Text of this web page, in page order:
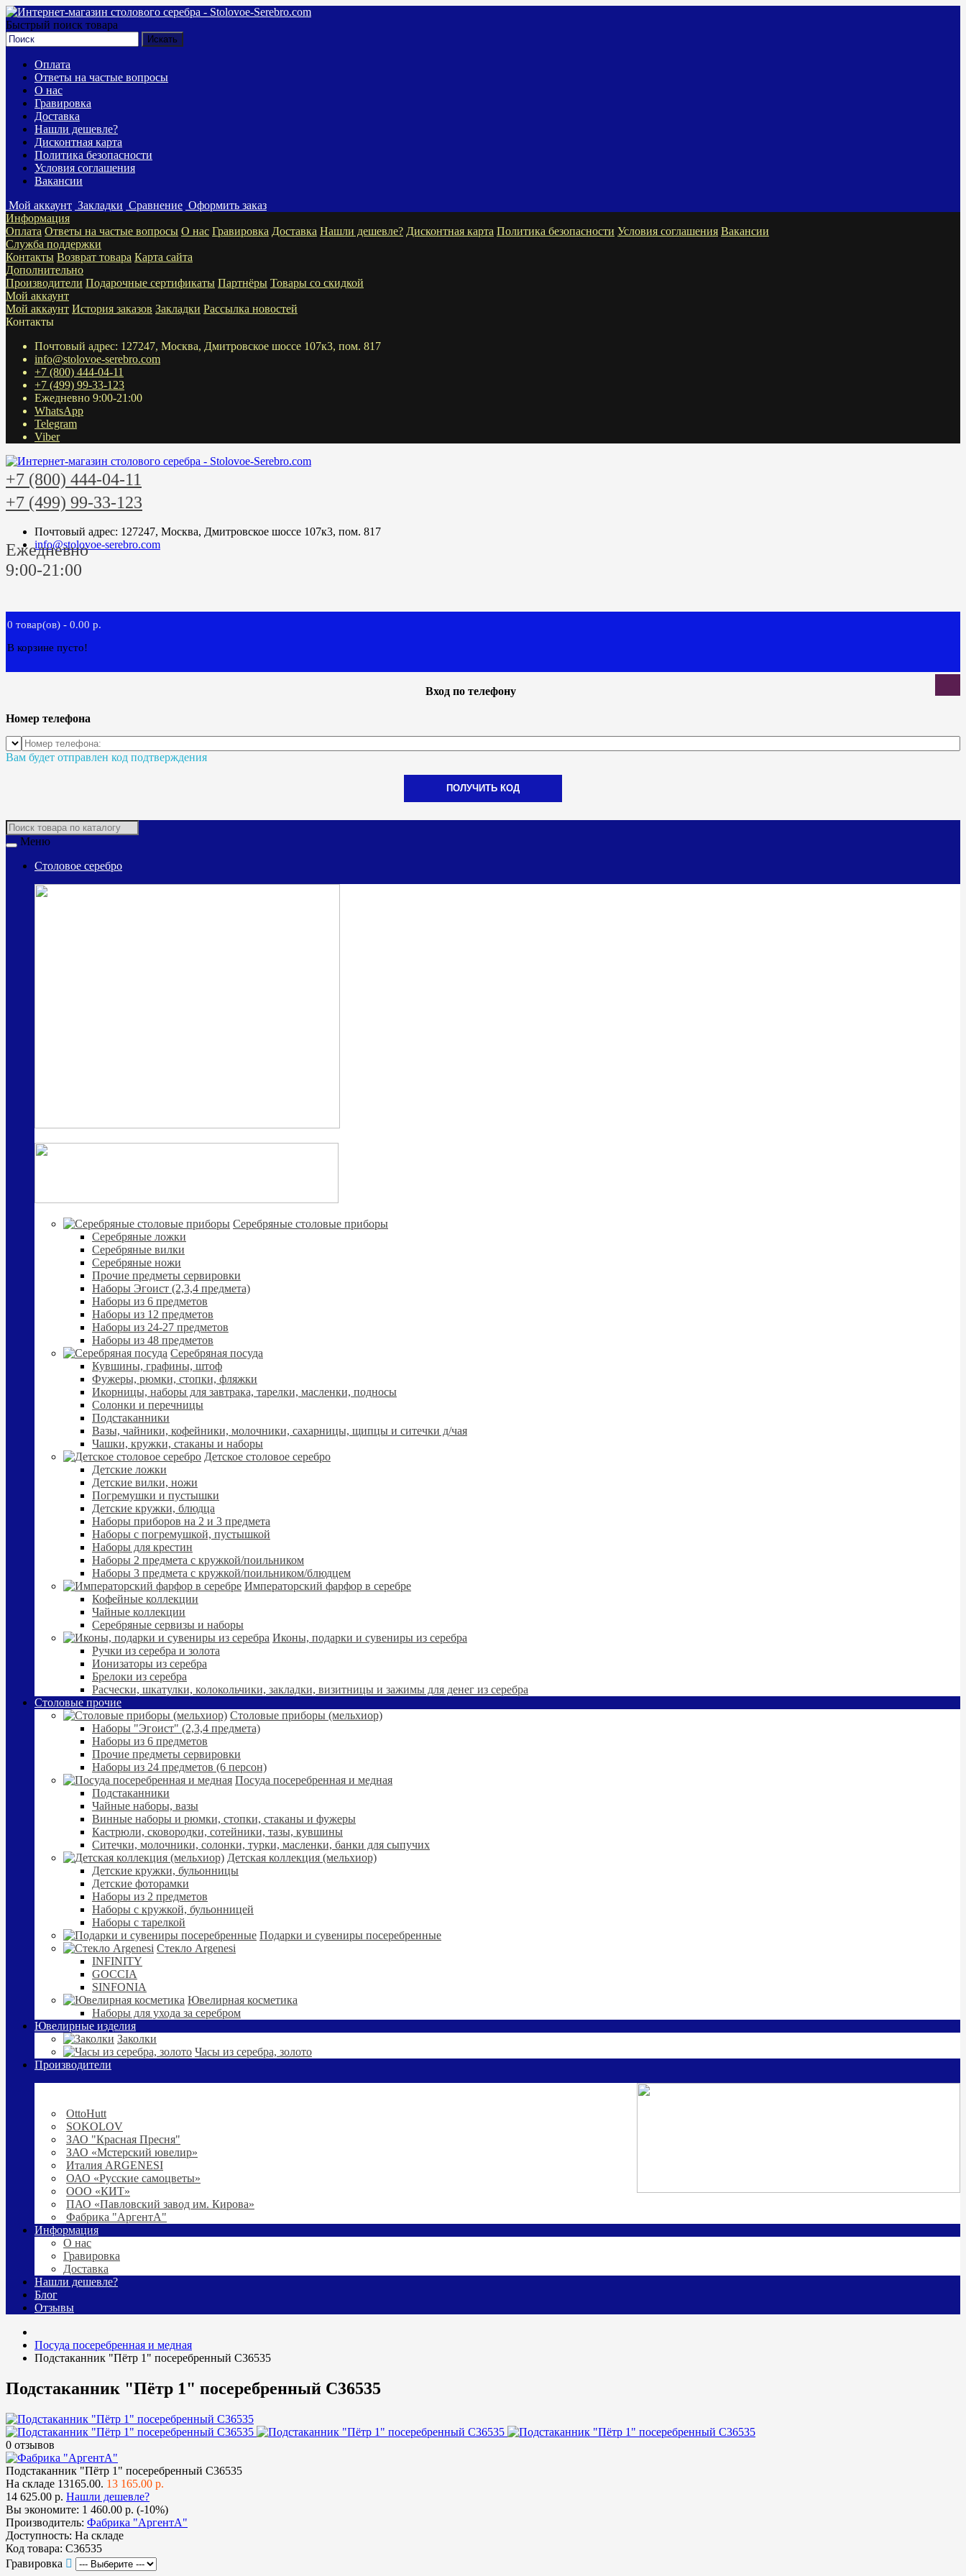
Быстрый поиск товара
Оплата
Ответы на частые вопросы
О нас
Гравировка
Доставка
Нашли дешевле?
Дисконтная карта
Политика безопасности
Условия соглашения
Вакансии
Мой аккаунт Закладки Сравнение Оформить заказ
Информация
Оплата Ответы на частые вопросы О нас Гравировка Доставка Нашли дешевле? Дисконтная карта Политика безопасности Условия соглашения Вакансии
Служба поддержки
Контакты Возврат товара Карта сайта
Дополнительно
Производители Подарочные сертификаты Партнёры Товары со скидкой
Мой аккаунт
Мой аккаунт История заказов Закладки Рассылка новостей
Контакты
Почтовый адрес: 127247, Москва, Дмитровское шоссе 107к3, пом. 817
info@stolovoe-serebro.com
+7 (800) 444-04-11
+7 (499) 99-33-123
Ежедневно 9:00-21:00
WhatsApp
Telegram
Viber
+7 (800) 444-04-11
+7 (499) 99-33-123
Почтовый адрес: 127247, Москва, Дмитровское шоссе 107к3, пом. 817
info@stolovoe-serebro.com
Ежедневно
9:00-21:00
0 товар(ов) - 0.00 р.
В корзине пусто!
Вход по телефону
Номер телефона
Вам будет отправлен код подтверждения
ПОЛУЧИТЬ КОД
Меню
Столовое серебро
Cеребряные столовые приборы
Серебряные ложки
Серебряные вилки
Серебряные ножи
Прочие предметы сервировки
Наборы Эгоист (2,3,4 предмета)
Наборы из 6 предметов
Наборы из 12 предметов
Наборы из 24-27 предметов
Наборы из 48 предметов
Серебряная посуда
Кувшины, графины, штоф
Фужеры, рюмки, стопки, фляжки
Икорницы, наборы для завтрака, тарелки, масленки, подносы
Солонки и перечницы
Подстаканники
Вазы, чайники, кофейники, молочники, сахарницы, щипцы и ситечки д/чая
Чашки, кружки, стаканы и наборы
Детское столовое серебро
Детские ложки
Детские вилки, ножи
Погремушки и пустышки
Детские кружки, блюдца
Наборы приборов на 2 и 3 предмета
Наборы с погремушкой, пустышкой
Наборы для крестин
Наборы 2 предмета с кружкой/поильником
Наборы 3 предмета с кружкой/поильником/блюдцем
Императорский фарфор в серебре
Кофейные коллекции
Чайные коллекции
Серебряные сервизы и наборы
Иконы, подарки и сувениры из серебра
Ручки из серебра и золота
Ионизаторы из серебра
Брелоки из серебра
Расчески, шкатулки, колокольчики, закладки, визитницы и зажимы для денег из серебра
Столовые прочие
Столовые приборы (мельхиор)
Наборы "Эгоист" (2,3,4 предмета)
Наборы из 6 предметов
Прочие предметы сервировки
Наборы из 24 предметов (6 персон)
Посуда посеребренная и медная
Подстаканники
Чайные наборы, вазы
Винные наборы и рюмки, стопки, стаканы и фужеры
Кастрюли, сковородки, сотейники, тазы, кувшины
Ситечки, молочники, солонки, турки, масленки, банки для сыпучих
Детская коллекция (мельхиор)
Детские кружки, бульонницы
Детские фоторамки
Наборы из 2 предметов
Наборы с кружкой, бульонницей
Наборы с тарелкой
Подарки и сувениры посеребренные
Стекло Argenesi
INFINITY
GOCCIA
SINFONIA
Ювелирная косметика
Наборы для ухода за серебром
Ювелирные изделия
Заколки
Часы из серебра, золото
Производители
OttoHutt
SOKOLOV
ЗАО "Красная Пресня"
ЗАО «Мстерский ювелир»
Италия ARGENESI
ОАО «Русские самоцветы»
ООО «КИТ»
ПАО «Павловский завод им. Кирова»
Фабрика "АргентА"
Информация
О нас
Гравировка
Доставка
Нашли дешевле?
Блог
Отзывы
Посуда посеребренная и медная
Подстаканник "Пётр 1" посеребренный С36535
Подстаканник "Пётр 1" посеребренный С36535
0 отзывов
Подстаканник "Пётр 1" посеребренный С36535
На складе 13165.00. 13 165.00 р.
14 625.00 р. Нашли дешевле?
Вы экономите: 1 460.00 р. (-10%)
Производитель: Фабрика "АргентА"
Доступность: На складе
Код товара: С36535
Гравировка